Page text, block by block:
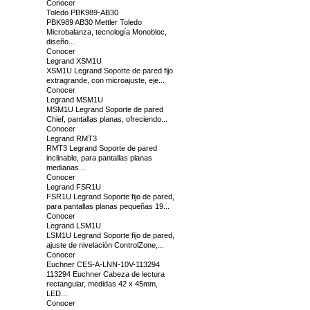
Conocer
Toledo PBK989-AB30
PBK989 AB30 Mettler Toledo
Microbalanza, tecnología Monobloc,
diseño...
Conocer
Legrand XSM1U
XSM1U Legrand Soporte de pared fijo
extragrande, con microajuste, eje...
Conocer
Legrand MSM1U
MSM1U Legrand Soporte de pared
Chief, pantallas planas, ofreciendo...
Conocer
Legrand RMT3
RMT3 Legrand Soporte de pared
inclinable, para pantallas planas
medianas...
Conocer
Legrand FSR1U
FSR1U Legrand Soporte fijo de pared,
para pantallas planas pequeñas 19...
Conocer
Legrand LSM1U
LSM1U Legrand Soporte fijo de pared,
ajuste de nivelación ControlZone,...
Conocer
Euchner CES-A-LNN-10V-113294
113294 Euchner Cabeza de lectura
rectangular, medidas 42 x 45mm,
LED...
Conocer